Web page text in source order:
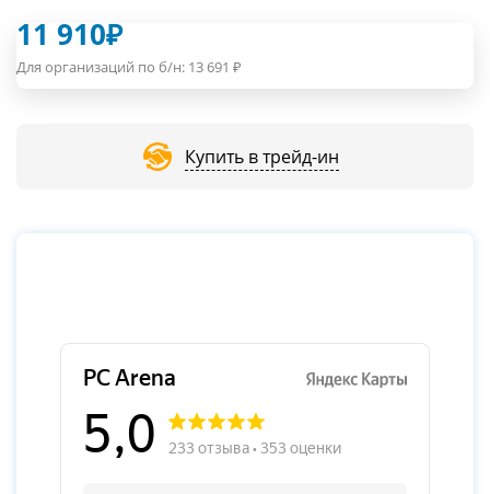
11 910₽
Для организаций по б/н: 13 691 ₽
Купить в трейд-ин